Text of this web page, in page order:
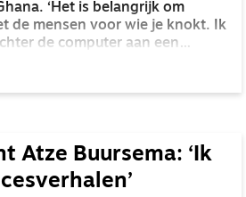
‘Het is belangrijk om
de mensen voor wie je knokt. Ik
de computer aan een
werken.'
Atze Buursema: ‘Ik